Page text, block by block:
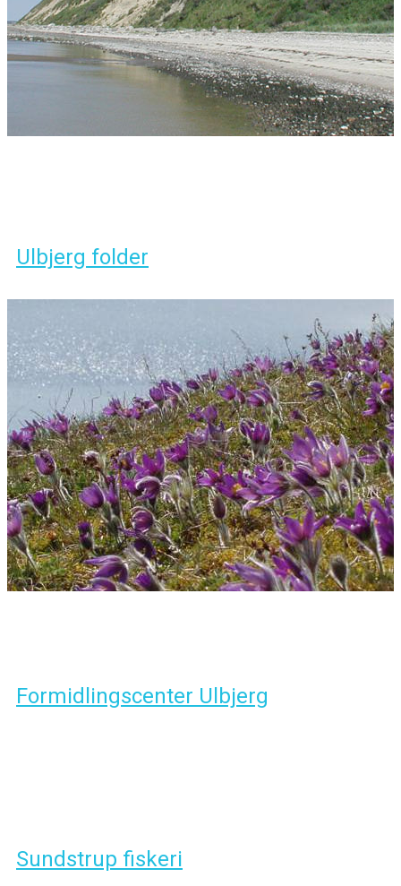
Ulbjerg folder
Formidlingscenter Ulbjerg
Sundstrup fiskeri